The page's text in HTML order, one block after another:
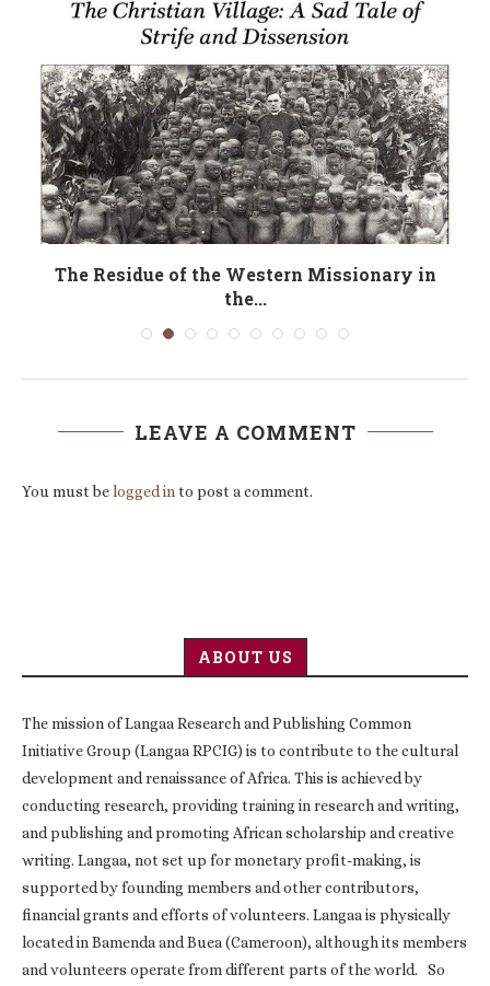
The Residue of the Western Missionary in
the...
LEAVE A COMMENT
You must belogged into post a comment.
ABOUT US
The mission of Langaa Research and Publishing Common
Initiative Group (Langaa RPCIG) is to contribute to the cultural
development and renaissance of Africa. This is achieved by
conducting research, providing training in research and writing,
and publishing and promoting African scholarship and creative
writing. Langaa, not set up for monetary profit-making, is
supported by founding members and other contributors,
financial grants and efforts of volunteers. Langaa is physically
located in Bamenda and Buea (Cameroon), although its members
and volunteers operate from different parts of the world. So